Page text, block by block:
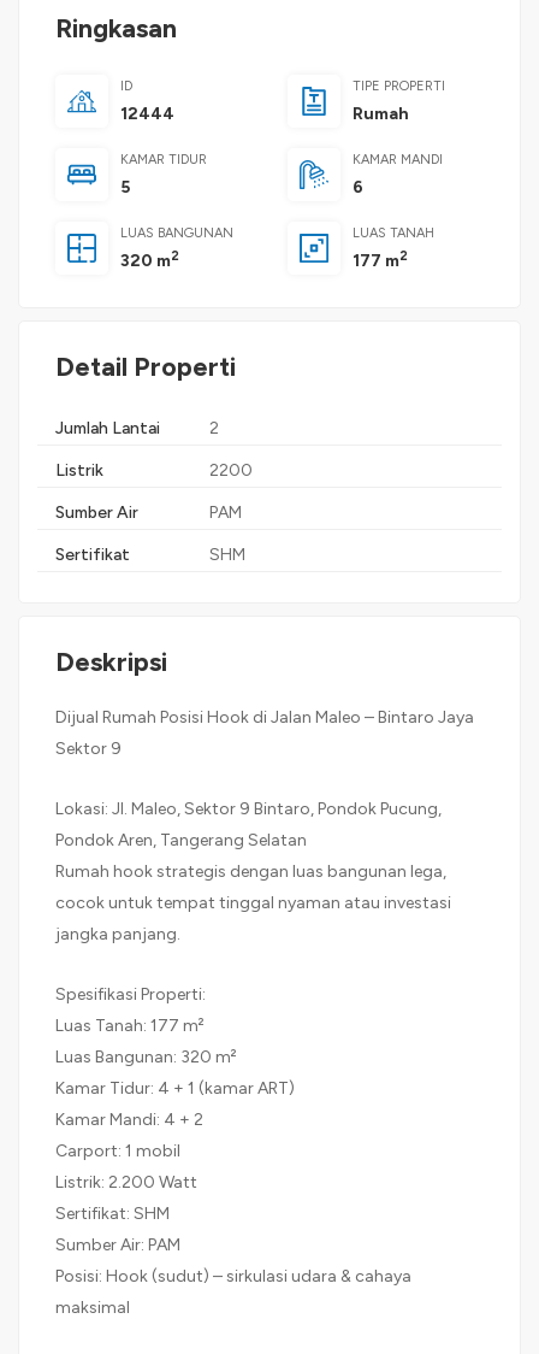
Ringkasan
ID
12444
TIPE PROPERTI
Rumah
KAMAR TIDUR
5
KAMAR MANDI
6
LUAS BANGUNAN
320 m2
LUAS TANAH
177 m2
Detail Properti
Jumlah Lantai 2
Listrik 2200
Sumber Air PAM
Sertifikat SHM
Deskripsi
Dijual Rumah Posisi Hook di Jalan Maleo – Bintaro Jaya
Sektor 9
Lokasi: Jl. Maleo, Sektor 9 Bintaro, Pondok Pucung,
Pondok Aren, Tangerang Selatan
Rumah hook strategis dengan luas bangunan lega,
cocok untuk tempat tinggal nyaman atau investasi
jangka panjang.
Spesifikasi Properti:
Luas Tanah: 177 m²
Luas Bangunan: 320 m²
Kamar Tidur: 4 + 1 (kamar ART)
Kamar Mandi: 4 + 2
Carport: 1 mobil
Listrik: 2.200 Watt
Sertifikat: SHM
Sumber Air: PAM
Posisi: Hook (sudut) – sirkulasi udara & cahaya
maksimal